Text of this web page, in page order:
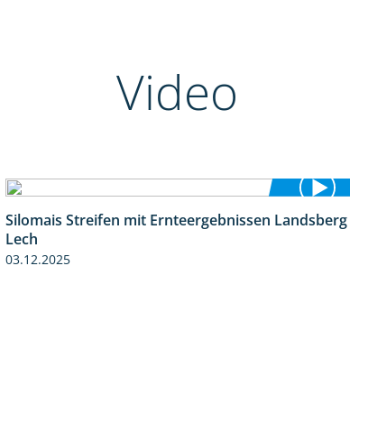
Video
11:01
Silomais Streifen mit Ernteergebnissen Landsberg
Lech
03.12.2025